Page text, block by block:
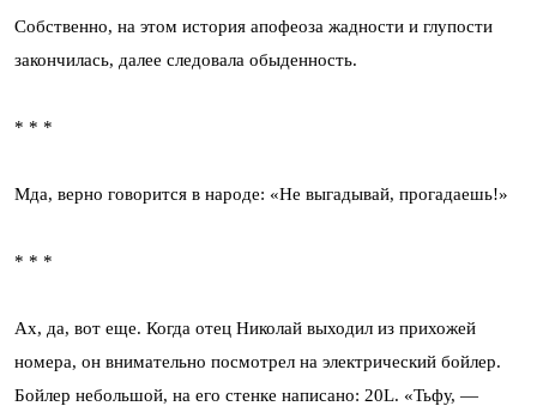
Собственно, на этом история апофеоза жадности и глупости
закончилась, далее следовала обыденность.
* * *
Мда, верно говорится в народе: «Не выгадывай, прогадаешь!»
* * *
Ах, да, вот еще. Когда отец Николай выходил из прихожей
номера, он внимательно посмотрел на электрический бойлер.
Бойлер небольшой, на его стенке написано: 20L. «Тьфу, —